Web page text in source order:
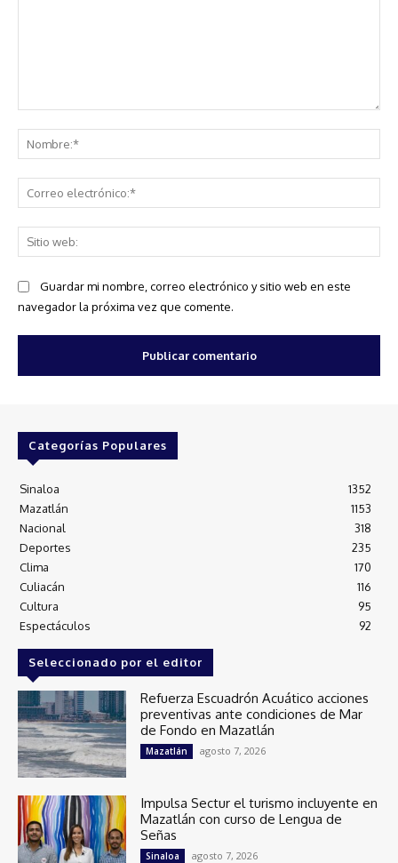
Guardar mi nombre, correo electrónico y sitio web en este
navegador la próxima vez que comente.
Categorías Populares
Sinaloa
1352
Mazatlán
1153
Nacional
318
Deportes
235
Clima
170
Culiacán
116
Cultura
95
Espectáculos
92
Seleccionado por el editor
Refuerza Escuadrón Acuático acciones
preventivas ante condiciones de Mar
de Fondo en Mazatlán
Mazatlán agosto 7, 2026
Impulsa Sectur el turismo incluyente en
Mazatlán con curso de Lengua de
Señas
Sinaloa agosto 7, 2026